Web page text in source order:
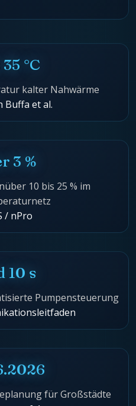
°C
kalter Nahwärme
Buffa et al.
3 %
10 bis 25 % im
/ nPro
10 s
Pumpensteuerung
für Großstädte